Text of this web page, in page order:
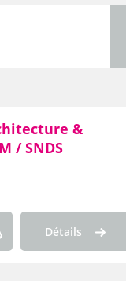
&
/ SNDS
Détails